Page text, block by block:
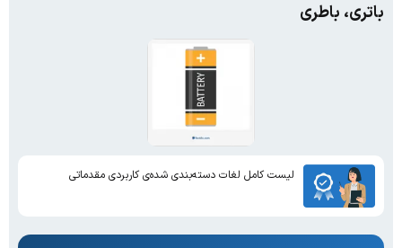
باتری، باطری
لیست کامل لغات دسته‌بندی شده‌ی کاربردی مقدماتی